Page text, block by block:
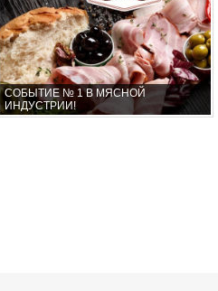
СОБЫТИЕ № 1 В МЯСНОЙ
ИНДУСТРИИ!